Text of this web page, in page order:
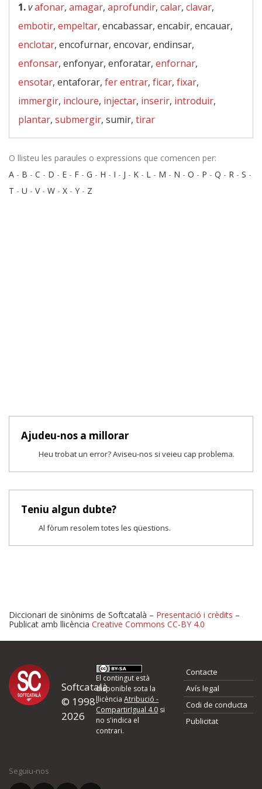
1.vafonar, amagar, aprofundir, calar, clavar,
embotir, empeltar, encabassar, encabir, encauar,
enclotar, encofurnar, encovar, endinsar,
enfonsar, enfonyar, enforatar, enfornar,
ensotar, entaforar, fer entrar, ficar, fixar,
immergir, incloure, injectar, inserir, introduir,
plantar, submergir, sumir, tirar
O llisteu les paraules o expressions que comencen per:
A - B - C - D - E - F - G - H - I - J - K - L - M - N - O - P - Q - R - S -
T - U - V- W - X - Y - Z
Ajudeu-nos a millorar
Heu trobat un error? Aviseu-nos si veieu cap problema.
Teniu algun dubte?
Al fòrum resolem totes les qüestions.
Proposeu-nos millores o
d'errors
Si heu trobat un error o voleu proposar alguna millora, ompliu els
quina és la millora que proposeu o l'error del qual voleu informar-
Diccionari de sinònims de Softcatalà – Presentació i crèdits –
Publicat amb llicència Creative Commons CC-BY 4.0
Softcatalà
© 1998-
2026
El contingut està
disponible sota la
llicènciaAtribució -
CompartirIgual 4.0 si
no s'indica el
contrari.
Contacte
Avís legal
Codi de conducta
Publicitat
Seguiu-nos